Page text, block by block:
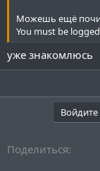
Можешь ещё
You must be
уже знакомлюсь
Войдите
Поделиться: